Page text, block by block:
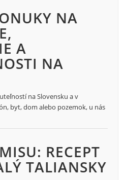
NA
A
NA
na Slovensku a v
byt, dom alebo pozemok, u nás
RECEPT
TALIANSKY